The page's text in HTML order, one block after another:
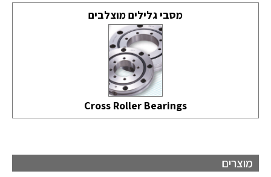
מוצרים
מסבי גלילים מוצלבים
Cross Roller Bearings